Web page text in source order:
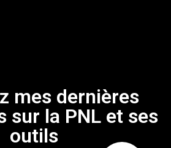
mes dernières
sur la PNL et ses
outils